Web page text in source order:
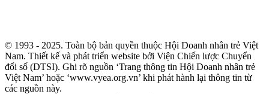
© 1993 - 2025. Toàn bộ bản quyền thuộc Hội Doanh nhân trẻ Việt
Nam. Thiết kế và phát triển website bởi Viện Chiến lược Chuyển
đổi số (DTSI). Ghi rõ nguồn ‘Trang thông tin Hội Doanh nhân trẻ
Việt Nam’ hoặc ‘www.vyea.org.vn’ khi phát hành lại thông tin từ
các nguồn này.